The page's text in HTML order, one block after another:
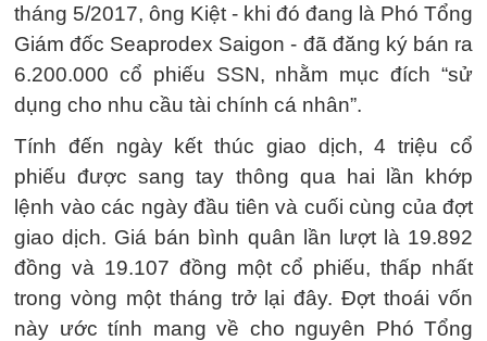
tháng 5/2017, ông Kiệt - khi đó đang là Phó Tổng
Giám đốc Seaprodex Saigon - đã đăng ký bán ra
6.200.000 cổ phiếu SSN, nhằm mục đích “sử
dụng cho nhu cầu tài chính cá nhân”.
Tính đến ngày kết thúc giao dịch, 4 triệu cổ
phiếu được sang tay thông qua hai lần khớp
lệnh vào các ngày đầu tiên và cuối cùng của đợt
giao dịch. Giá bán bình quân lần lượt là 19.892
đồng và 19.107 đồng một cổ phiếu, thấp nhất
trong vòng một tháng trở lại đây. Đợt thoái vốn
này ước tính mang về cho nguyên Phó Tổng